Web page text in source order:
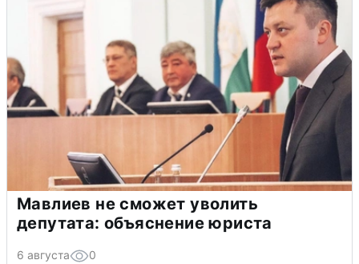
Мавлиев не сможет уволить
депутата: объяснение юриста
6 августа 0